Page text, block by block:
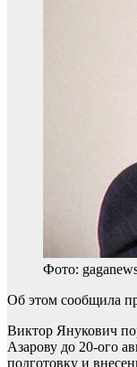
Фото:
Об этом сообщила
Виктор Янукович
Азарову до 20-ого
подготовку и